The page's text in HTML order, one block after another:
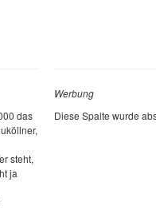
das
steht,
ja
Werbung
Diese Spalte wurde